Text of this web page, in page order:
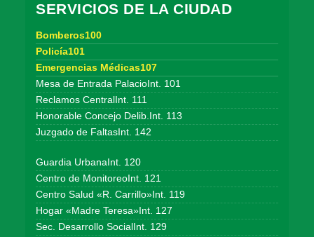
SERVICIOS DE LA CIUDAD
Bomberos100
Policía101
Emergencias Médicas107
Mesa de Entrada PalacioInt. 101
Reclamos CentralInt. 111
Honorable Concejo Delib.Int. 113
Juzgado de FaltasInt. 142
Guardia UrbanaInt. 120
Centro de MonitoreoInt. 121
Centro Salud «R. Carrillo»Int. 119
Hogar «Madre Teresa»Int. 127
Sec. Desarrollo SocialInt. 129